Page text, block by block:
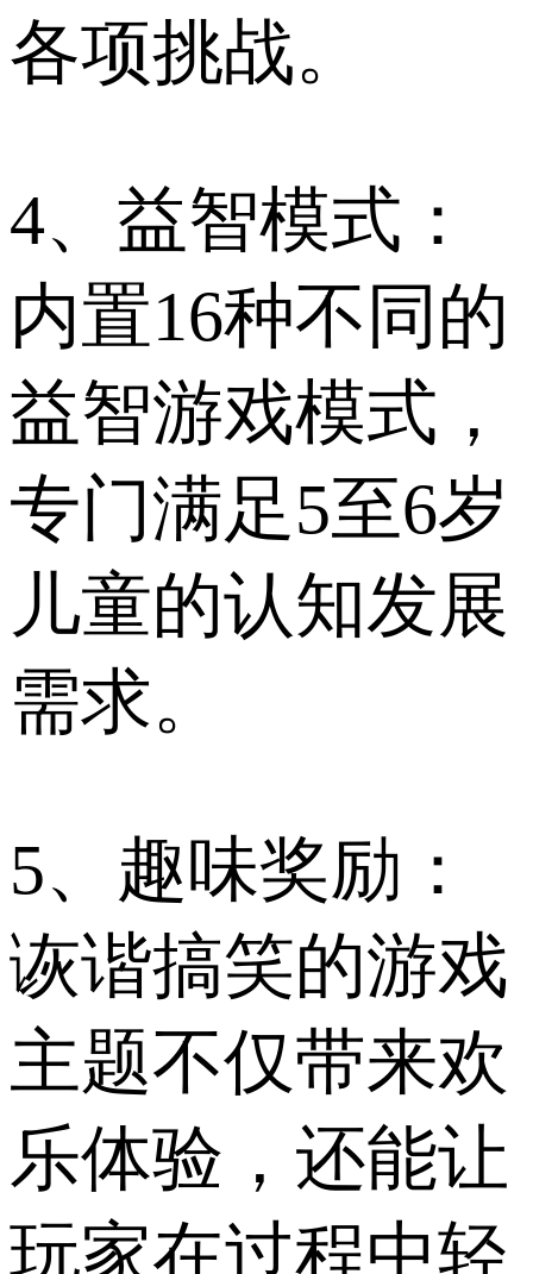
各项挑战。
4、益智模式：
内置16种不同的
益智游戏模式，
专门满足5至6岁
儿童的认知发展
需求。
5、趣味奖励：
诙谐搞笑的游戏
主题不仅带来欢
乐体验，还能让
玩家在过程中轻